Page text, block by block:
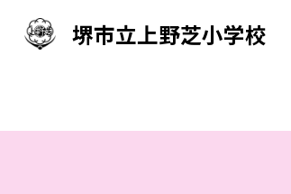
堺市立上野芝小学校